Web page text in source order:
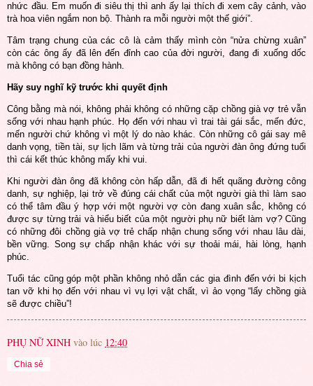
nhức đầu. Em muốn đi siêu thị thì anh ấy lại thích đi xem cây cảnh, vào
trà hoa viên ngắm non bộ. Thành ra mỗi người một thế giới”.
Tâm trạng chung của các cô là cảm thấy mình còn “nửa chừng xuân”
còn các ông ấy đã lên đến đỉnh cao của đời người, đang đi xuống dốc
mà không có bạn đồng hành.
Hãy suy nghĩ kỹ trước khi quyết định
Công bằng mà nói, không phải không có những cặp chồng già vợ trẻ vẫn
sống với nhau hạnh phúc. Họ đến với nhau vì trai tài gái sắc, mến đức,
mến người chứ không vì một lý do nào khác. Còn những cô gái say mê
danh vọng, tiền tài, sự lịch lãm và từng trải của người đàn ông đứng tuổi
thì cái kết thúc không mấy khi vui.
Khi người đàn ông đã không còn hấp dẫn, đã đi hết quãng đường công
danh, sự nghiệp, lại trở về đúng cái chất của một người già thì làm sao
có thể tâm đầu ý hợp với một người vợ còn đang xuân sắc, không có
được sự từng trải và hiểu biết của một người phụ nữ biết làm vợ? Cũng
có những đôi chồng già vợ trẻ chấp nhận chung sống với nhau lâu dài,
bền vững. Song sự chấp nhận khác với sự thoải mái, hài lòng, hạnh
phúc.
Tuổi tác cũng góp một phần không nhỏ dẫn các gia đình đến với bi kịch
tan vỡ khi họ đến với nhau vì vụ lợi vật chất, vì ảo vọng “lấy chồng già
sẽ được chiều”!
PHỤ NỮ XINH vào lúc 12:40
Chia sẻ